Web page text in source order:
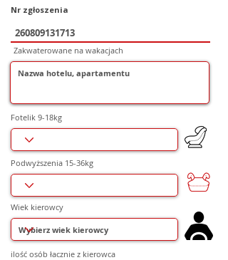
Nr zgłoszenia
Zakwaterowane na wakacjach
Fotelik 9-18kg
Podwyższenia 15-36kg
Wiek kierowcy
ilość osób łacznie z kierowca